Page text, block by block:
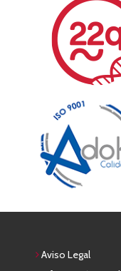
Aviso Legal